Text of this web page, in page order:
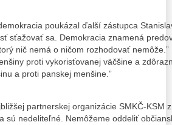
poukázal ďalší zástupca
sťažovať sa. Demokracia znamená
nič nemá o ničom rozhodovať
proti vykorisťovanej väčšine a
a proti panskej menšine.”
partnerskej organizácie SMKČ-KSM
sú nedeliteľné. Nemôžeme oddeliť